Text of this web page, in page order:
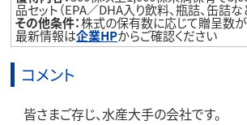
品セット（EPA／DHA入り飲料、瓶詰、缶詰な
その他条件：株式の保有数に応じて贈呈数が
最新情報は企業HPからご確認ください
コメント
皆さまご存じ、水産大手の会社です。